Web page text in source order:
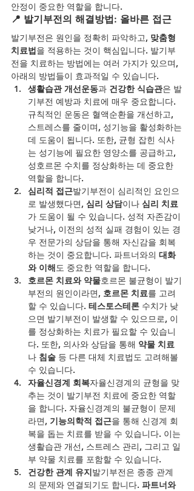
안정이 중요한 역할을 합니다.
📍 발기부전의 해결방법: 올바른 접근
발기부전은 원인을 정확히 파악하고, 맞춤형
치료법을 적용하는 것이 핵심입니다. 발기부
전을 치료하는 방법에는 여러 가지가 있으며,
아래의 방법들이 효과적일 수 있습니다.
생활습관 개선운동과 건강한 식습관은 발
기부전 예방과 치료에 매우 중요합니다.
규칙적인 운동은 혈액순환을 개선하고,
스트레스를 줄이며, 성기능을 활성화하는
데 도움이 됩니다. 또한, 균형 잡힌 식사
는 성기능에 필요한 영양소를 공급하고,
성호르몬 수치를 정상화하는 데 중요한
역할을 합니다.
심리적 접근발기부전이 심리적인 요인으
로 발생했다면, 심리 상담이나 심리 치료
가 도움이 될 수 있습니다. 성적 자존감이
낮거나, 이전의 성적 실패 경험이 있는 경
우 전문가의 상담을 통해 자신감을 회복
하는 것이 중요합니다. 파트너와의 대화
와 이해도 중요한 역할을 합니다.
호르몬 치료와 약물호르몬 불균형이 발기
부전의 원인이라면, 호르몬 치료를 고려
할 수 있습니다. 테스토스테론 수치가 낮
으면 발기부전이 발생할 수 있으므로, 이
를 정상화하는 치료가 필요할 수 있습니
다. 또한, 의사와 상담을 통해 약물 치료
나 침술 등 다른 대체 치료법도 고려해볼
수 있습니다.
자율신경계 회복자율신경계의 균형을 맞
추는 것이 발기부전 치료에 중요한 역할
을 합니다. 자율신경계의 불균형이 문제
라면, 기능의학적 접근을 통해 신경계 회
복을 돕는 치료를 받을 수 있습니다. 이는
생활습관 개선, 스트레스 관리, 그리고 일
부 약물 치료를 포함할 수 있습니다.
건강한 관계 유지발기부전은 종종 관계
의 문제와 연결되기도 합니다. 파트너와